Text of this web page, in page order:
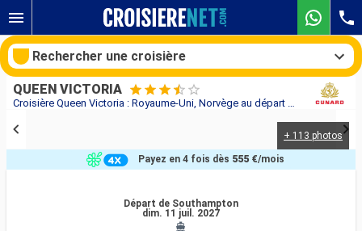
Croisière Queen Victoria : Royaume-Uni, Norvège au départ de Southampton
QUEEN VICTORIA
+ 113 photos
Départ de Southampton
dim. 11 juil. 2027
Payez en 4 fois dès 555 €/mois
Rechercher une croisière
Compagnies